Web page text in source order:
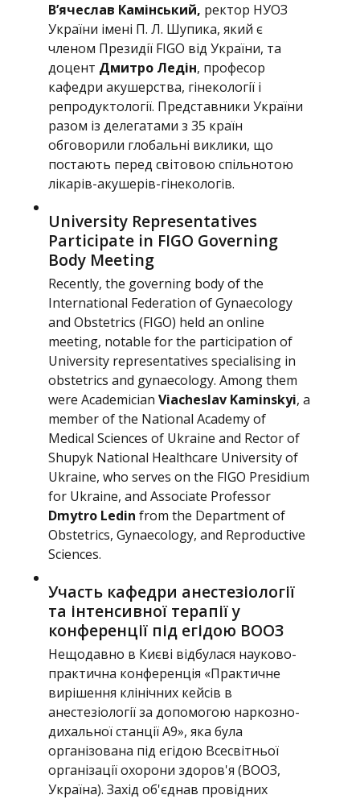
В’ячеслав Камінський, ректор НУОЗ
України імені П. Л. Шупика, який є
членом Президії FIGO від України, та
доцент Дмитро Ледін, професор
кафедри акушерства, гінекології і
репродуктології. Представники України
разом із делегатами з 35 країн
обговорили глобальні виклики, що
постають перед світовою спільнотою
лікарів-акушерів-гінекологів.
University Representatives
Participate in FIGO Governing
Body Meeting
Recently, the governing body of the
International Federation of Gynaecology
and Obstetrics (FIGO) held an online
meeting, notable for the participation of
University representatives specialising in
obstetrics and gynaecology. Among them
were Academician Viacheslav Kaminskyi, a
member of the National Academy of
Medical Sciences of Ukraine and Rector of
Shupyk National Healthcare University of
Ukraine, who serves on the FIGO Presidium
for Ukraine, and Associate Professor
Dmytro Ledin from the Department of
Obstetrics, Gynaecology, and Reproductive
Sciences.
Участь кафедри анестезіології
та інтенсивної терапії у
конференції під егідою ВООЗ
Нещодавно в Києві відбулася науково-
практична конференція «Практичне
вирішення клінічних кейсів в
анестезіології за допомогою наркозно-
дихальної станції А9», яка була
організована під егідою Всесвітньої
організації охорони здоров'я (ВООЗ,
Україна). Захід об'єднав провідних